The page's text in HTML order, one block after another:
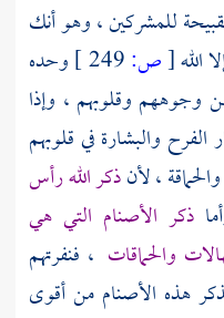
للمشركين ، وهو أنك
الله[ص:
وحده
وجوههم وقلوبهم ، وإذا
والبشارة في قلوبهم
، لأنذكر الله رأس
ذكر الأصنام التي هي
والحماقات ، فنفرتهم
هذه الأصنام من أقوى